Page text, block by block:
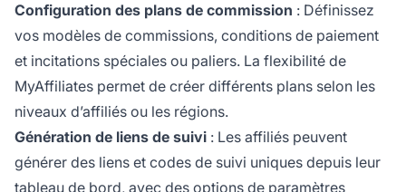
Configuration des plans de commission : Définissez
vos modèles de commissions, conditions de paiement
et incitations spéciales ou paliers. La flexibilité de
MyAffiliates permet de créer différents plans selon les
niveaux d’affiliés ou les régions.
Génération de liens de suivi : Les affiliés peuvent
générer des liens et codes de suivi uniques depuis leur
tableau de bord, avec des options de paramètres